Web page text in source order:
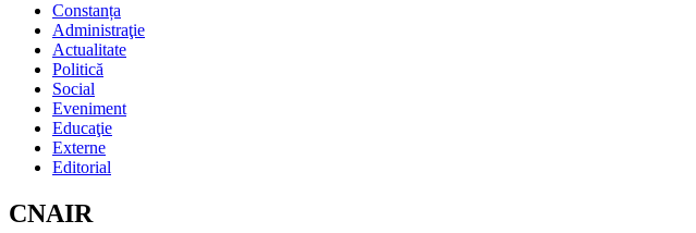
Constanța
Administraţie
Actualitate
Politică
Social
Eveniment
Educaţie
Externe
Editorial
CNAIR